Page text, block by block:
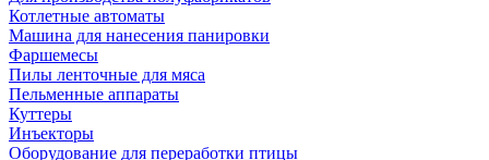
Котлетные автоматы
Машина для нанесения панировки
Фаршемесы
Пилы ленточные для мяса
Пельменные аппараты
Куттеры
Инъекторы
Оборудование для переработки птицы